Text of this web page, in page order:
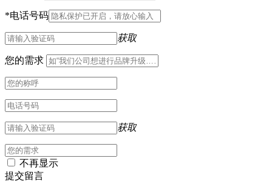
*电话号码
获取
您的需求
获取
不再显示
提交留言